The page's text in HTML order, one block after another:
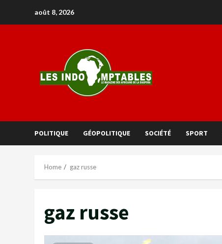
août 8, 2026
POLITIQUE GÉOPOLITIQUE SOCIÉTÉ SPORT
Home gaz russe
gaz russe